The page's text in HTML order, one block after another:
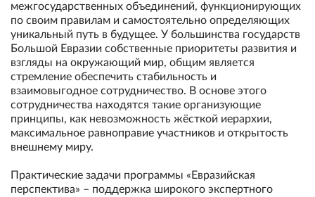
межгосударственных объединений, функционирующих
по своим правилам и самостоятельно определяющих
уникальный путь в будущее. У большинства государств
Большой Евразии собственные приоритеты развития и
взгляды на окружающий мир, общим является
стремление обеспечить стабильность и
взаимовыгодное сотрудничество. В основе этого
сотрудничества находятся такие организующие
принципы, как невозможность жёсткой иерархии,
максимальное равноправие участников и открытость
внешнему миру.
Практические задачи программы «Евразийская
перспектива» – поддержка широкого экспертного